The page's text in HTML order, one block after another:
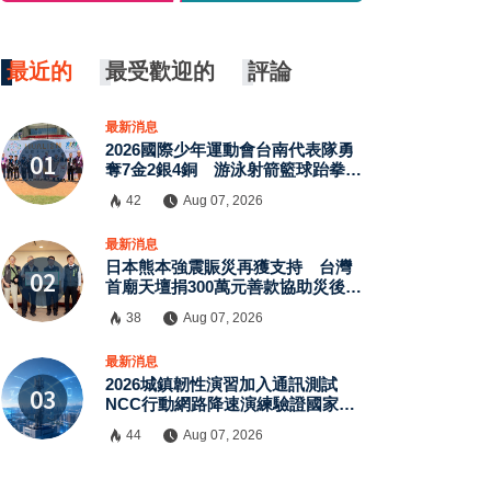
最近的 最受歡迎的 評論
最新消息
2026國際少年運動會台南代表隊勇
奪7金2銀4銅 游泳射箭籃球跆拳道
42 Aug 07, 2026
最新消息
日本熊本強震賑災再獲支持 台灣
首廟天壇捐300萬元善款協助災後復
38 Aug 07, 2026
最新消息
2026城鎮韌性演習加入通訊測試
NCC行動網路降速演練驗證國家通
44 Aug 07, 2026